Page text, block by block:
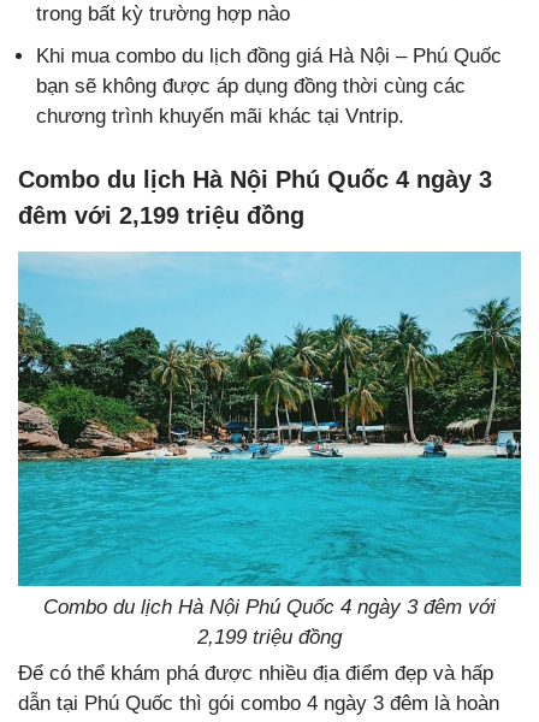
trong bất kỳ trường hợp nào
Khi mua combo du lịch đồng giá Hà Nội – Phú Quốc
bạn sẽ không được áp dụng đồng thời cùng các
chương trình khuyến mãi khác tại Vntrip.
Combo du lịch Hà Nội Phú Quốc 4 ngày 3
đêm với 2,199 triệu đồng
Combo du lịch Hà Nội Phú Quốc 4 ngày 3 đêm với
2,199 triệu đồng
Để có thể khám phá được nhiều địa điểm đẹp và hấp
dẫn tại Phú Quốc thì gói combo 4 ngày 3 đêm là hoàn